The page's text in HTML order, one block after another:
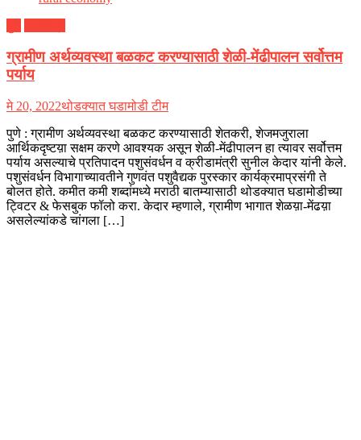
ग्रामीण अर्थव्यवस्था बळकट करण्यासाठी शेळी-मेंढीपालन सर्वोत्तम
पर्याय
मे 20, 2022थोडक्यात घडामोडी टीम
पुणे : ग्रामीण अर्थव्यवस्था बळकट करण्यासाठी शेतकरी, शेजमजुराला
आर्थिकदृष्टय़ा सक्षम करणे आवश्यक असून शेळी-मेंढीपालन हा त्यावर सर्वोत्तम
पर्याय असल्याचे प्रतिपादन पशुसंवर्धन व क्रीडामंत्री सुनील केदार यांनी केले.
पशुसंवर्धन विभागाच्यावतीने गुणवंत पशुवैद्यक पुरस्कार कार्यक्रमाप्रसंगी ते
बोलत होते. कमीत कमी शब्दांमध्ये मराठी बातम्यासाठी थोडक्यात घडामोडीच्या
ट्विटर & फेसबुक फॉलो करा. केदार म्हणाले, ग्रामीण भागात शेळय़ा-मेंढय़ा
असलेल्यांकडे चांगला […]